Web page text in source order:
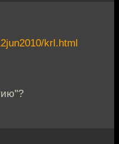
krl.html